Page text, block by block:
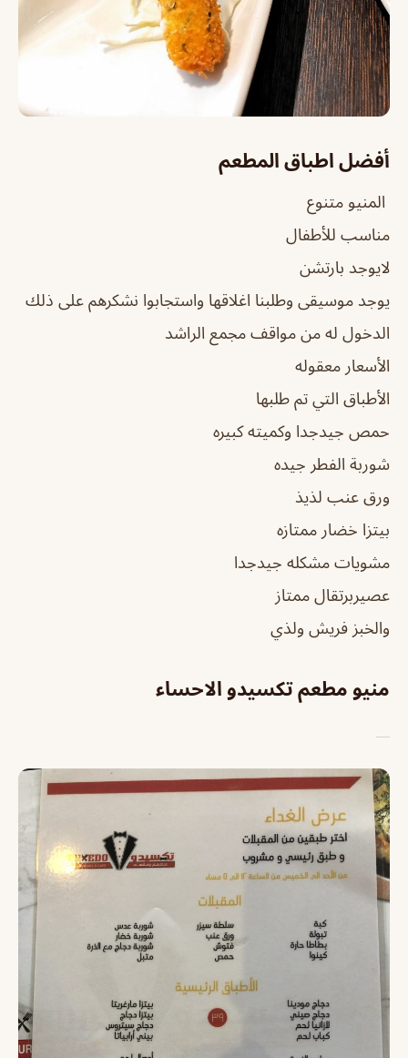
أفضل اطباق المطعم
المنيو متنوع
مناسب للأطفال
لايوجد بارتشن
يوجد موسيقى وطلبنا اغلاقها واستجابوا نشكرهم على ذلك
الدخول له من مواقف مجمع الراشد
الأسعار معقوله
الأطباق التي تم طلبها
حمص جيدجدا وكميته كبيره
شوربة الفطر جيده
ورق عنب لذيذ
بيتزا خضار ممتازه
مشويات مشكله جيدجدا
عصيربرتقال ممتاز
والخبز فريش ولذي
منيو مطعم تكسيدو الاحساء